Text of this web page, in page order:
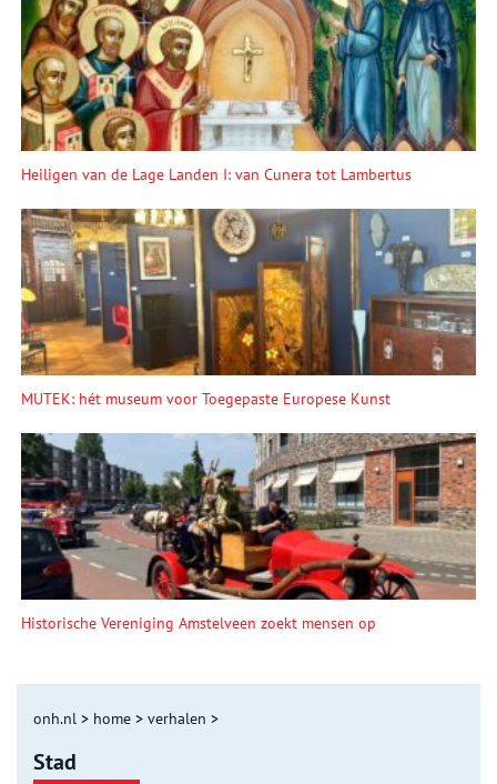
Heiligen van de Lage Landen I: van Cunera tot Lambertus
MUTEK: hét museum voor Toegepaste Europese Kunst
Historische Vereniging Amstelveen zoekt mensen op
onh.nl > home > verhalen >
Stad